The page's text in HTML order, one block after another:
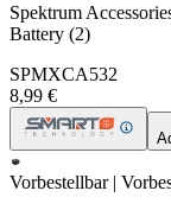
Spektrum
Battery (2)
SPMXCA532
8,99 €
Vorbestellbar |